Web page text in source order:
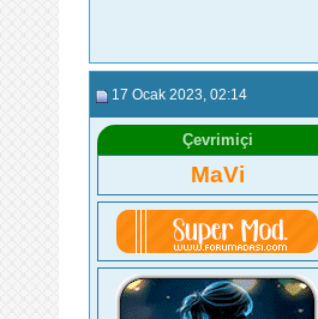
17 Ocak 2023 , 02:14
Çevrimiçi
MaVi